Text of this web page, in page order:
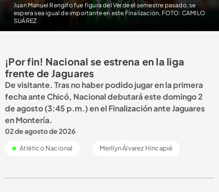
Juan Manuel Rengifo fue figura del Verde el semestre pasado, se
espera sea igual de importante en este Finalización. FOTO: CAMILO
SUÁREZ
¡Por fin! Nacional se estrena en la liga
frente de Jaguares
De visitante. Tras no haber podido jugar en la primera
fecha ante Chicó, Nacional debutará este domingo 2
de agosto (3:45 p.m.) en el Finalización ante Jaguares
en Montería.
02 de agosto de 2026
Atlético Nacional Merllyn Álvarez Hincapié